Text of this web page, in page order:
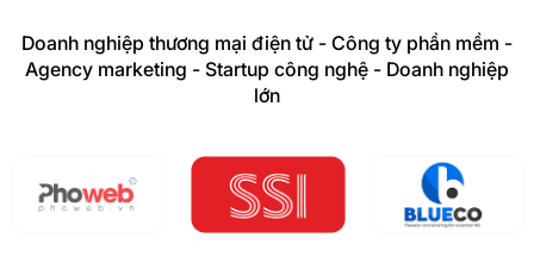
Doanh nghiệp thương mại điện tử - Công ty phần mềm -
Agency marketing - Startup công nghệ - Doanh nghiệp
lớn